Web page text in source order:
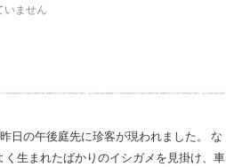
いません
日の午後庭先に珍客が現われました。 な
生まれたばかりのイシガメを見掛け、車